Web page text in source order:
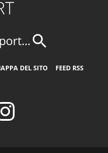
DEL SITO
FEED RSS